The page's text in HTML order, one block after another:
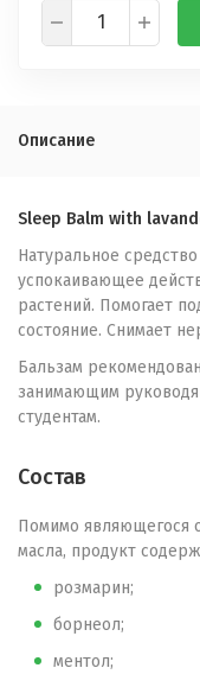
Описание
Sleep Balm with
Натуральное
успокаивающее
растений. Помогает
состояние. Снимает
Бальзам
занимающим
студентам.
Состав
Помимо являющегося
масла, продукт
розмарин;
борнеол;
ментол;